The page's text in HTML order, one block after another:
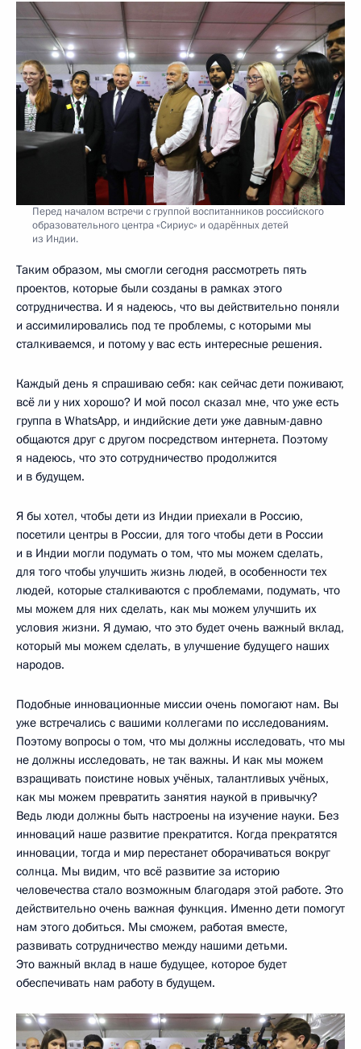
Перед началом встречи с группой воспитанников российского
образовательного центра «Сириус» и одарённых детей
из Индии.
Таким образом, мы смогли сегодня рассмотреть пять
проектов, которые были созданы в рамках этого
сотрудничества. И я надеюсь, что вы действительно поняли
и ассимилировались под те проблемы, с которыми мы
сталкиваемся, и потому у вас есть интересные решения.
Каждый день я спрашиваю себя: как сейчас дети поживают,
всё ли у них хорошо? И мой посол сказал мне, что уже есть
группа в WhatsApp, и индийские дети уже давным-давно
общаются друг с другом посредством интернета. Поэтому
я надеюсь, что это сотрудничество продолжится
и в будущем.
Я бы хотел, чтобы дети из Индии приехали в Россию,
посетили центры в России, для того чтобы дети в России
и в Индии могли подумать о том, что мы можем сделать,
для того чтобы улучшить жизнь людей, в особенности тех
людей, которые сталкиваются с проблемами, подумать, что
мы можем для них сделать, как мы можем улучшить их
условия жизни. Я думаю, что это будет очень важный вклад,
который мы можем сделать, в улучшение будущего наших
народов.
Подобные инновационные миссии очень помогают нам. Вы
уже встречались с вашими коллегами по исследованиям.
Поэтому вопросы о том, что мы должны исследовать, что мы
не должны исследовать, не так важны. И как мы можем
взращивать поистине новых учёных, талантливых учёных,
как мы можем превратить занятия наукой в привычку?
Ведь люди должны быть настроены на изучение науки. Без
инноваций наше развитие прекратится. Когда прекратятся
инновации, тогда и мир перестанет оборачиваться вокруг
солнца. Мы видим, что всё развитие за историю
человечества стало возможным благодаря этой работе. Это
действительно очень важная функция. Именно дети помогут
нам этого добиться. Мы сможем, работая вместе,
развивать сотрудничество между нашими детьми.
Это важный вклад в наше будущее, которое будет
обеспечивать нам работу в будущем.